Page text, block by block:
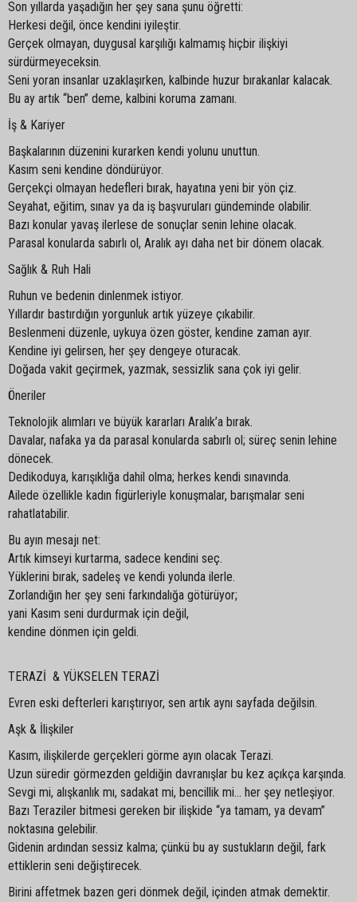
Son yıllarda yaşadığın her şey sana şunu öğretti:
Herkesi değil, önce kendini iyileştir.
Gerçek olmayan, duygusal karşılığı kalmamış hiçbir ilişkiyi
sürdürmeyeceksin.
Seni yoran insanlar uzaklaşırken, kalbinde huzur bırakanlar kalacak.
Bu ay artık “ben” deme, kalbini koruma zamanı.
İş & Kariyer
Başkalarının düzenini kurarken kendi yolunu unuttun.
Kasım seni kendine döndürüyor.
Gerçekçi olmayan hedefleri bırak, hayatına yeni bir yön çiz.
Seyahat, eğitim, sınav ya da iş başvuruları gündeminde olabilir.
Bazı konular yavaş ilerlese de sonuçlar senin lehine olacak.
Parasal konularda sabırlı ol, Aralık ayı daha net bir dönem olacak.
Sağlık & Ruh Hali
Ruhun ve bedenin dinlenmek istiyor.
Yıllardır bastırdığın yorgunluk artık yüzeye çıkabilir.
Beslenmeni düzenle, uykuya özen göster, kendine zaman ayır.
Kendine iyi gelirsen, her şey dengeye oturacak.
Doğada vakit geçirmek, yazmak, sessizlik sana çok iyi gelir.
Öneriler
Teknolojik alımları ve büyük kararları Aralık’a bırak.
Davalar, nafaka ya da parasal konularda sabırlı ol; süreç senin lehine
dönecek.
Dedikoduya, karışıklığa dahil olma; herkes kendi sınavında.
Ailede özellikle kadın figürleriyle konuşmalar, barışmalar seni
rahatlatabilir.
Bu ayın mesajı net:
Artık kimseyi kurtarma, sadece kendini seç.
Yüklerini bırak, sadeleş ve kendi yolunda ilerle.
Zorlandığın her şey seni farkındalığa götürüyor;
yani Kasım seni durdurmak için değil,
kendine dönmen için geldi.
TERAZİ & YÜKSELEN TERAZİ
Evren eski defterleri karıştırıyor, sen artık aynı sayfada değilsin.
Aşk & İlişkiler
Kasım, ilişkilerde gerçekleri görme ayın olacak Terazi.
Uzun süredir görmezden geldiğin davranışlar bu kez açıkça karşında.
Sevgi mi, alışkanlık mı, sadakat mi, bencillik mi… her şey netleşiyor.
Bazı Teraziler bitmesi gereken bir ilişkide “ya tamam, ya devam”
noktasına gelebilir.
Gidenin ardından sessiz kalma; çünkü bu ay sustukların değil, fark
ettiklerin seni değiştirecek.
Birini affetmek bazen geri dönmek değil, içinden atmak demektir.